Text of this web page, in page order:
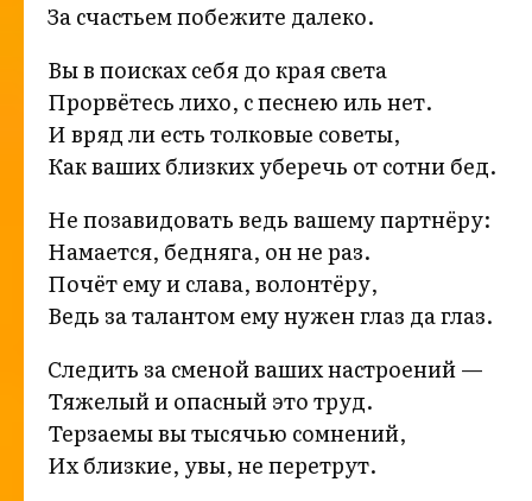
За счастьем побежите далеко.
Вы в поисках себя до края света
Прорвётесь лихо, с песнею иль нет.
И вряд ли есть толковые советы,
Как ваших близких уберечь от сотни бед.
Не позавидовать ведь вашему партнёру:
Намается, бедняга, он не раз.
Почёт ему и слава, волонтёру,
Ведь за талантом ему нужен глаз да глаз.
Следить за сменой ваших настроений —
Тяжелый и опасный это труд.
Терзаемы вы тысячью сомнений,
Их близкие, увы, не перетрут.